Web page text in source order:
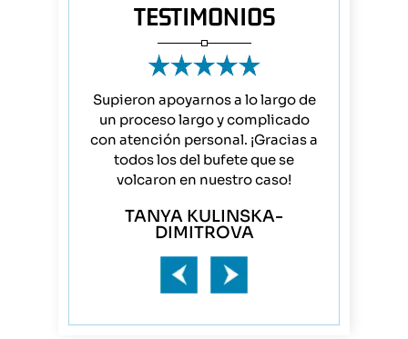
TESTIMONIOS
Supieron apoyarnos a lo largo de
un proceso largo y complicado
con atención personal. ¡Gracias a
todos los del bufete que se
volcaron en nuestro caso!
TANYA KULINSKA-
DIMITROVA